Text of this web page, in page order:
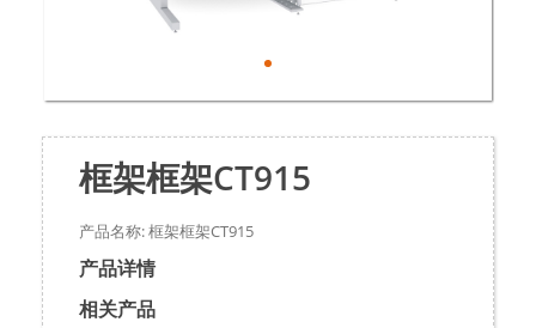
框架框架CT915
产品名称: 框架框架CT915
产品详情
相关产品